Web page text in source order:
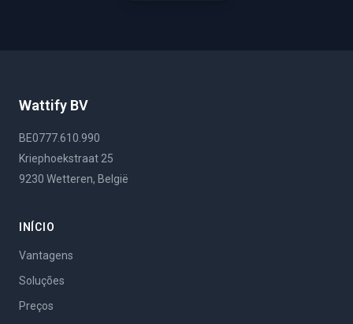
Wattify BV
BE0777.610.990
Kriephoekstraat 25
9230 Wetteren, België
INÍCIO
Vantagens
Soluções
Preços